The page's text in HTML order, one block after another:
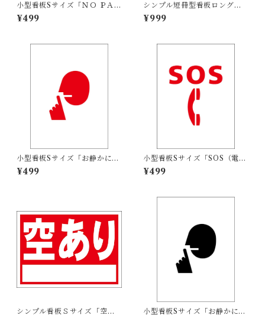
小型看板Sサイズ「ＮＯ ＰＡＲ
ＫＩＮＧ（青）」 屋外可【そ
の他・マーク】
¥499
シンプル短冊型看板ロング
「警察官立寄所（黒）」【防
犯・防災】屋外可
¥999
小型看板Sサイズ「お静かにマ
ーク（赤）」 屋外可【その
他・マーク】
¥499
小型看板Sサイズ「SOS（電
話）マーク（赤）」 屋外可
【その他・マーク】
¥499
シンプル看板Ｓサイズ「空あ 小型看板Sサイズ「お静かにマ